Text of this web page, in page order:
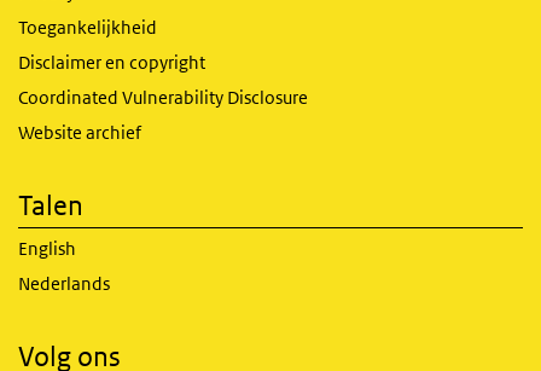
Toegankelijkheid
Disclaimer en copyright
Coordinated Vulnerability Disclosure
Website archief
Talen
English
Nederlands
Volg ons